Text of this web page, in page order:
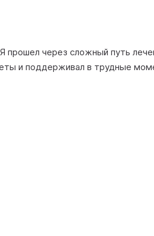
через сложный путь
и поддерживал в трудные